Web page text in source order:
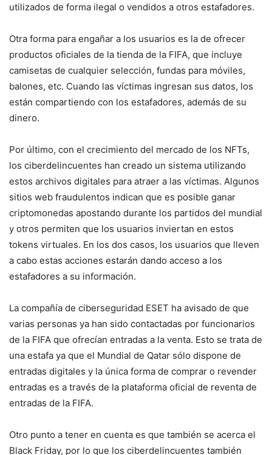
utilizados de forma ilegal o vendidos a otros estafadores.
Otra forma para engañar a los usuarios es la de ofrecer
productos oficiales de la tienda de la FIFA, que incluye
camisetas de cualquier selección, fundas para móviles,
balones, etc. Cuando las víctimas ingresan sus datos, los
están compartiendo con los estafadores, además de su
dinero.
Por último, con el crecimiento del mercado de los NFTs,
los ciberdelincuentes han creado un sistema utilizando
estos archivos digitales para atraer a las víctimas. Algunos
sitios web fraudulentos indican que es posible ganar
criptomonedas apostando durante los partidos del mundial
y otros permiten que los usuarios inviertan en estos
tokens virtuales. En los dos casos, los usuarios que lleven
a cabo estas acciones estarán dando acceso a los
estafadores a su información.
La compañía de ciberseguridad ESET ha avisado de que
varias personas ya han sido contactadas por funcionarios
de la FIFA que ofrecían entradas a la venta. Esto se trata de
una estafa ya que el Mundial de Qatar sólo dispone de
entradas digitales y la única forma de comprar o revender
entradas es a través de la plataforma oficial de reventa de
entradas de la FIFA.
Otro punto a tener en cuenta es que también se acerca el
Black Friday, por lo que los ciberdelincuentes también